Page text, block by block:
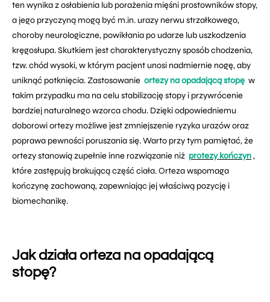
ten wynika z osłabienia lub porażenia mięśni prostowników stopy,
a jego przyczyną mogą być m.in. urazy nerwu strzałkowego,
choroby neurologiczne, powikłania po udarze lub uszkodzenia
kręgosłupa. Skutkiem jest charakterystyczny sposób chodzenia,
tzw. chód wysoki, w którym pacjent unosi nadmiernie nogę, aby
uniknąć potknięcia. Zastosowanie ortezy na opadającą stopę w
takim przypadku ma na celu stabilizację stopy i przywrócenie
bardziej naturalnego wzorca chodu. Dzięki odpowiedniemu
doborowi ortezy możliwe jest zmniejszenie ryzyka urazów oraz
poprawa pewności poruszania się. Warto przy tym pamiętać, że
ortezy stanowią zupełnie inne rozwiązanie niż protezy kończyn,
które zastępują brakującą część ciała. Orteza wspomaga
kończynę zachowaną, zapewniając jej właściwą pozycję i
biomechanikę.
Jak działa orteza na opadającą
stopę?